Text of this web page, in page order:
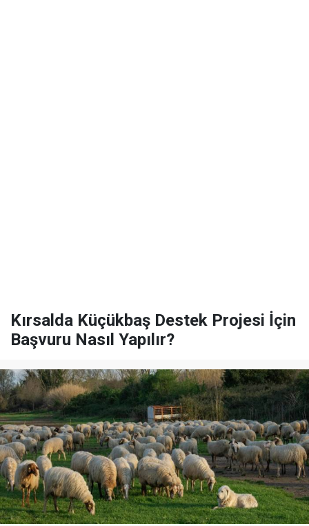
Kırsalda Küçükbaş Destek Projesi İçin
Başvuru Nasıl Yapılır?